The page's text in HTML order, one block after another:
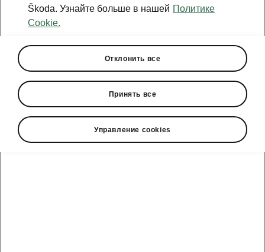
Škoda. Узнайте больше в нашей Политике
Cookie.
Отклонить все
Принять все
Управление cookies